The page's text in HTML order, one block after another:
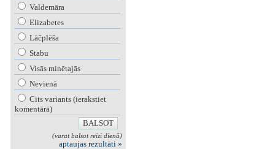
Valdemāra
Elizabetes
Lāčplēša
Stabu
Visās minētajās
Nevienā
Cits variants (ierakstiet
komentārā)
(varat balsot reizi dienā)
aptaujas rezultāti »